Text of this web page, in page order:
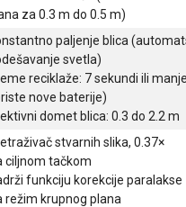
za 0.3 m do 0.5 m)
paljenje blica
svetla)
reciklaže: 7 sekundi ili
nove baterije)
domet blica: 0.3 do 2.2 m
stvarnih slika, 0.37×
ciljnom tačkom
funkciju korekcije paralakse
režim krupnog plana